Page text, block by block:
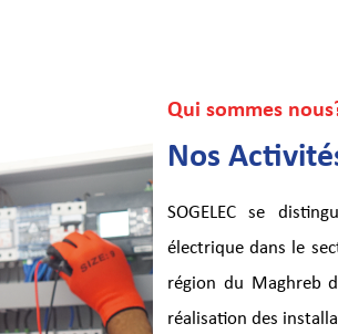
Qui sommes
Nos
SOGELEC se
électrique dans le
région du Maghreb
réalisation des